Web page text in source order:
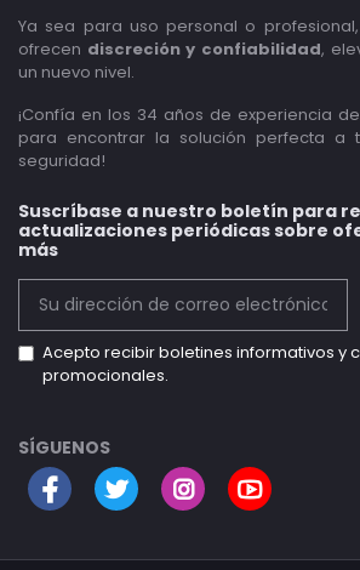
Ya sea para uso personal o
ofrecen discreción y confiabilidad,
un nuevo nivel.
¡Confía en los 34 años de experiencia
para encontrar la solución perfecta a
seguridad!
Suscríbase a nuestro boletín para
actualizaciones periódicas sobre
más
Acepto recibir boletines informativos y
promocionales.
SÍGUENOS